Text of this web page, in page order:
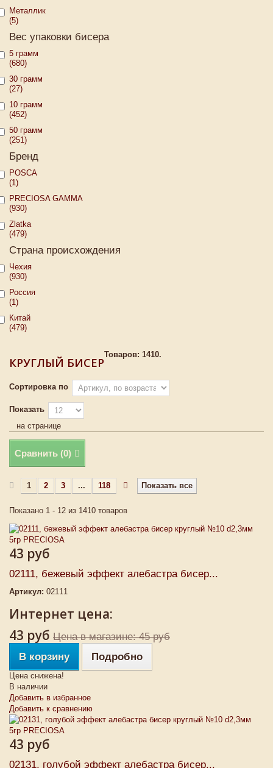
Металлик
(5)
Вес упаковки бисера
5 грамм
(680)
30 грамм
(27)
10 грамм
(452)
50 грамм
(251)
Бренд
POSCA
(1)
PRECIOSA GAMMA
(930)
Zlatka
(479)
Страна происхождения
Чехия
(930)
Россия
(1)
Китай
(479)
КРУГЛЫЙ БИСЕР
Товаров: 1410.
Сортировка по
Показать
на странице
Сравнить (0)
Показать все
1 2 3 ... 118
Показано 1 - 12 из 1410 товаров
43 руб
02111, бежевый эффект алебастра бисер...
Артикул: 02111
Интернет цена:
43 руб Цена в магазине: 45 руб
В корзину
Подробно
Цена снижена!
В наличии
Добавить в избранное
Добавить к сравнению
43 руб
02131, голубой эффект алебастра бисер...